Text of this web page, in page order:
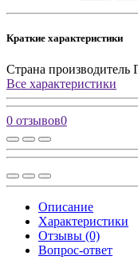
Краткие характеристики
Страна производитель
Все характеристики
0 отзывов0
Описание
Характеристики
Отзывы (0)
Вопрос-ответ